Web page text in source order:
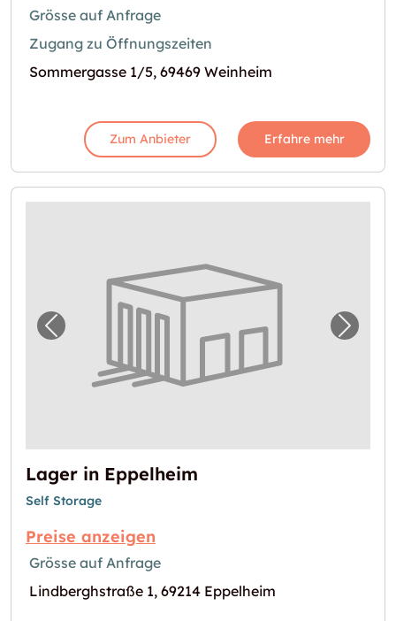
Grösse auf Anfrage
Zugang zu Öffnungszeiten
Sommergasse 1/5, 69469 Weinheim
Zum Anbieter Erfahre mehr
Vorheriges Bild für "Lager in Eppelheim"
Lager in Eppelheim
Self Storage
Preise anzeigen
Grösse auf Anfrage
Lindberghstraße 1, 69214 Eppelheim